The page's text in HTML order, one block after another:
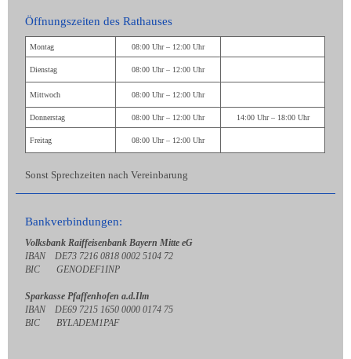
Öffnungszeiten des Rathauses
Montag 08:00 Uhr – 12:00 Uhr
Dienstag 08:00 Uhr – 12:00 Uhr
Mittwoch 08:00 Uhr – 12:00 Uhr
Donnerstag 08:00 Uhr – 12:00 Uhr 14:00 Uhr – 18:00 Uhr
Freitag 08:00 Uhr – 12:00 Uhr
Sonst Sprechzeiten nach Vereinbarung
Bankverbindungen:
Volksbank Raiffeisenbank Bayern Mitte eG
IBAN DE73 7216 0818 0002 5104 72
BIC GENODEF1INP
Sparkasse Pfaffenhofen a.d.Ilm
IBAN DE69 7215 1650 0000 0174 75
BIC BYLADEM1PAF